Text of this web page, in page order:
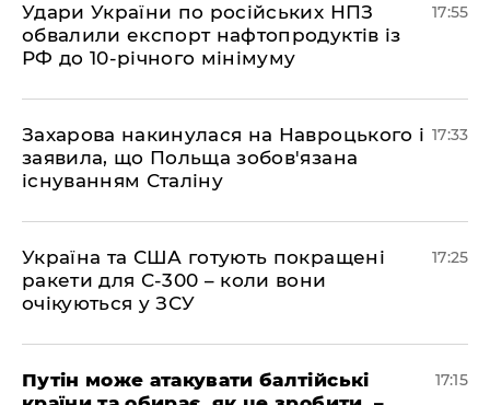
​Удари України по російських НПЗ
обвалили експорт нафтопродуктів із
РФ до 10-річного мінімуму
17:55
​Захарова накинулася на Навроцького і
заявила, що Польща зобов'язана
існуванням Сталіну
17:33
​Україна та США готують покращені
ракети для С-300 – коли вони
очікуються у ЗСУ
17:25
​Путін може атакувати балтійські
17:15